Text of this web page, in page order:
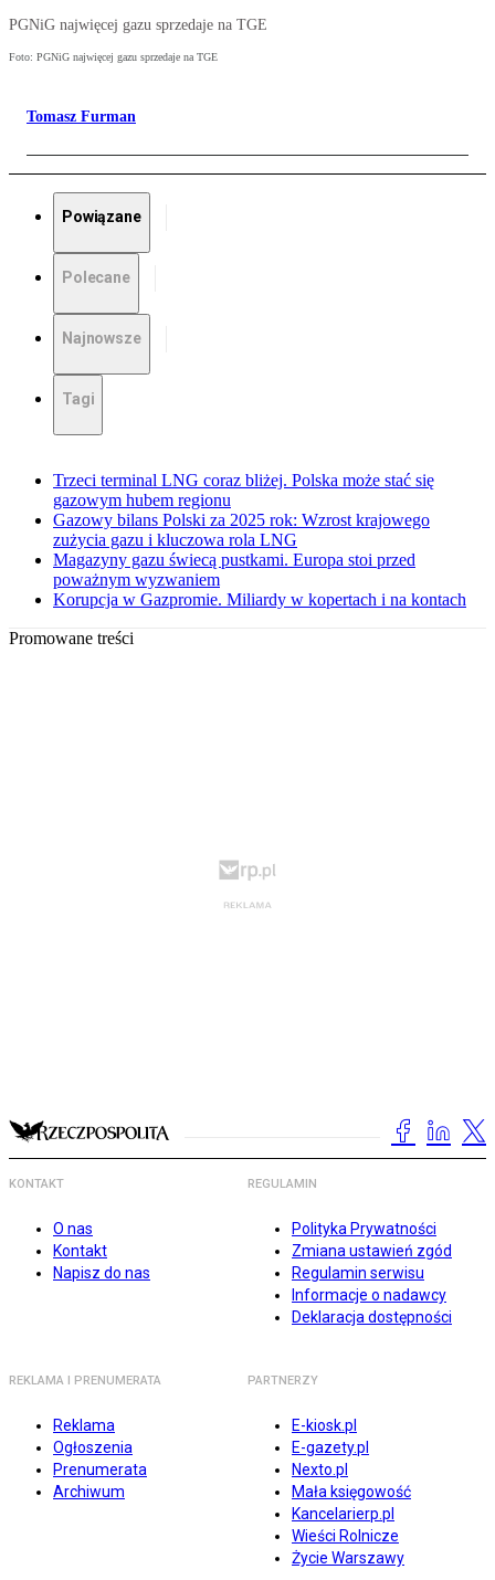
PGNiG najwięcej gazu sprzedaje na TGE
Foto: PGNiG najwięcej gazu sprzedaje na TGE
Tomasz Furman
Powiązane
Polecane
Najnowsze
Tagi
Trzeci terminal LNG coraz bliżej. Polska może stać się
gazowym hubem regionu
Gazowy bilans Polski za 2025 rok: Wzrost krajowego
zużycia gazu i kluczowa rola LNG
Magazyny gazu świecą pustkami. Europa stoi przed
poważnym wyzwaniem
Korupcja w Gazpromie. Miliardy w kopertach i na kontach
Promowane treści
KONTAKT
O nas
Kontakt
Napisz do nas
REGULAMIN
Polityka Prywatności
Zmiana ustawień zgód
Regulamin serwisu
Informacje o nadawcy
Deklaracja dostępności
REKLAMA I PRENUMERATA
Reklama
Ogłoszenia
Prenumerata
Archiwum
PARTNERZY
E-kiosk.pl
E-gazety.pl
Nexto.pl
Mała księgowość
Kancelarierp.pl
Wieści Rolnicze
Życie Warszawy